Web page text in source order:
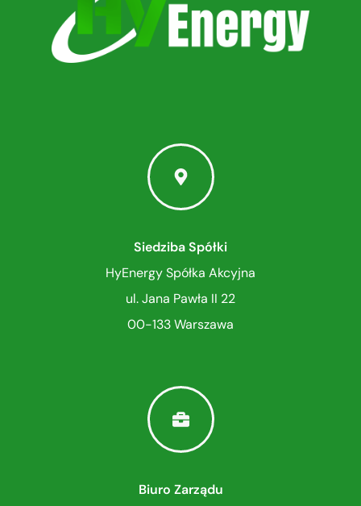
Siedziba Spółki
HyEnergy Spółka Akcyjna
ul. Jana Pawła II 22
00-133 Warszawa
Biuro Zarządu